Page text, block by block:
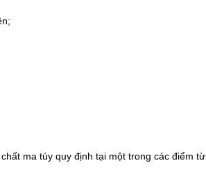
ma túy quy định tại một trong các điểm từ